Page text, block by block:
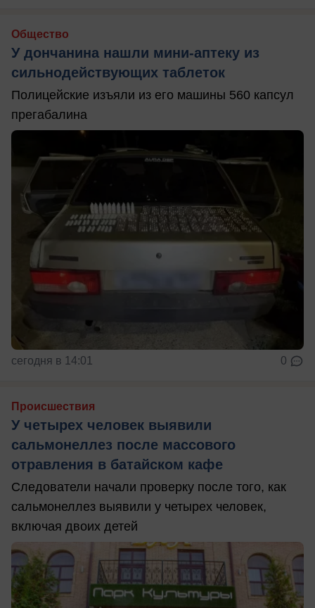
Общество
У дончанина нашли мини-аптеку из
сильнодействующих таблеток
Полицейские изъяли из его машины 560 капсул
прегабалина
сегодня в 14:01 0
Происшествия
У четырех человек выявили
сальмонеллез после массового
отравления в батайском кафе
Следователи начали проверку после того, как
сальмонеллез выявили у четырех человек,
включая двоих детей